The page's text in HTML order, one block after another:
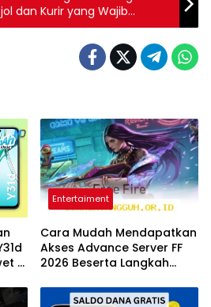
dan Kurir yang Wajib
di
Entertaiment
Cara Mudah Mendapatkan
Akses Advance Server FF
2026 Beserta Langkah